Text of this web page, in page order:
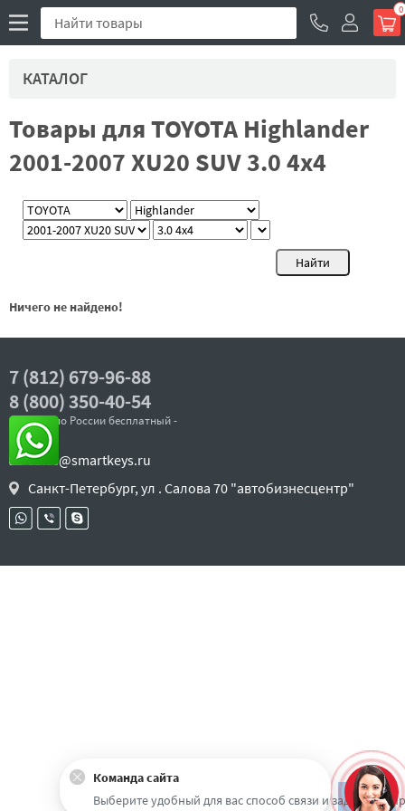
0
КАТАЛОГ
Товары для TOYOTA Highlander
2001-2007 XU20 SUV 3.0 4x4
Ничего не найдено!
7 (812) 679-96-88
8 (800) 350-40-54
- звонок по России бесплатный -
sales@smartkeys.ru
Санкт-Петербург, ул . Салова 70 "автобизнесцентр"
Наверх
Команда сайта
Выберите удобный для вас способ связи и задайте